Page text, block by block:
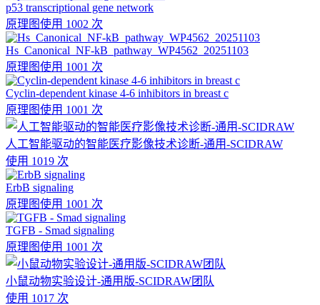
p53 transcriptional gene network
原理图使用 1002 次
Hs_Canonical_NF-kB_pathway_WP4562_20251103
原理图使用 1001 次
Cyclin-dependent kinase 4-6 inhibitors in breast c
原理图使用 1001 次
人工智能驱动的智能医疗影像技术诊断-通用-SCIDRAW
使用 1019 次
ErbB signaling
原理图使用 1001 次
TGFB - Smad signaling
原理图使用 1001 次
小鼠动物实验设计-通用版-SCIDRAW团队
使用 1017 次